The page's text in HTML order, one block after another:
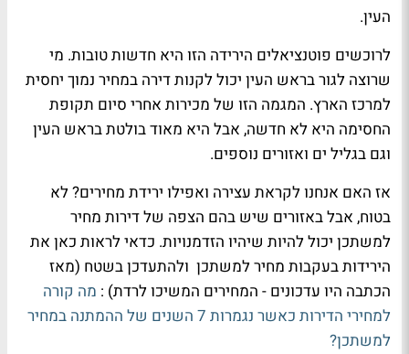
העין.
לרוכשים פוטנציאלים הירידה הזו היא חדשות טובות. מי
שרוצה לגור בראש העין יכול לקנות דירה במחיר נמוך יחסית
למרכז הארץ. המגמה הזו של מכירות אחרי סיום תקופת
החסימה היא לא חדשה, אבל היא מאוד בולטת בראש העין
וגם בגליל ים ואזורים נוספים.
אז האם אנחנו לקראת עצירה ואפילו ירידת מחירים? לא
בטוח, אבל באזורים שיש בהם הצפה של דירות מחיר
למשתכן יכול להיות שיהיו הזדמנויות. כדאי לראות כאן את
הירידות בעקבות מחיר למשתכן ולהתעדכן בשטח (מאז
הכתבה היו עדכונים - המחירים המשיכו לרדת) : מה קורה
למחירי הדירות כאשר נגמרות 7 השנים של ההמתנה במחיר
למשתכן?